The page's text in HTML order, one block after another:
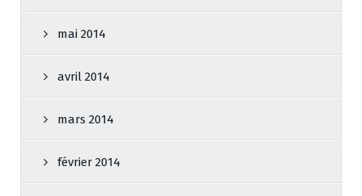
mai 2014
avril 2014
mars 2014
février 2014